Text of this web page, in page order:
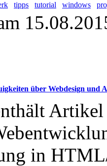
tipps tutorial windows
über Webdesign und
Artikel
in